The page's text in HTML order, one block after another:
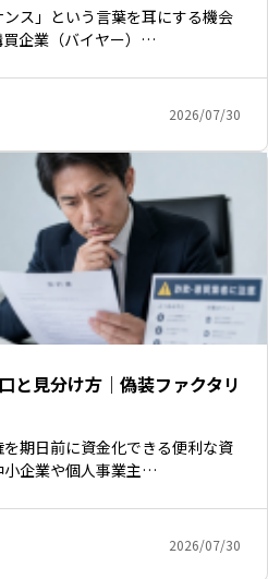
ンス」という言葉を耳にする機会
買企業（バイヤー）…
2026/07/30
と見分け方｜偽装ファクタリ
期日前に資金化できる便利な資
小企業や個人事業主…
2026/07/30
料登録